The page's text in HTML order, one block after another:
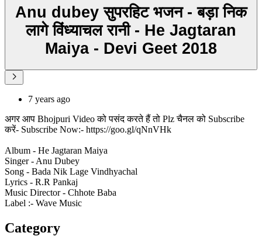
Anu dubey सुपरहिट भजन - बड़ा निक
लागे विंध्याचल रानी - He Jagtaran
Maiya - Devi Geet 2018
7 years ago
अगर आप Bhojpuri Video को पसंद करते हैं तो Plz चैनल को Subscribe
करें- Subscribe Now:- https://goo.gl/qNnVHk
Album - He Jagtaran Maiya
Singer - Anu Dubey
Song - Bada Nik Lage Vindhyachal
Lyrics - R.R Pankaj
Music Director - Chhote Baba
Label :- Wave Music
Category